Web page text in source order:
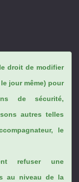
droit de modifier
jour même) pour
de sécurité,
autres telles
le
refuser une
au niveau de la